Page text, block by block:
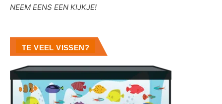
NEEM EENS EEN KIJKJE!
TE VEEL VISSEN?